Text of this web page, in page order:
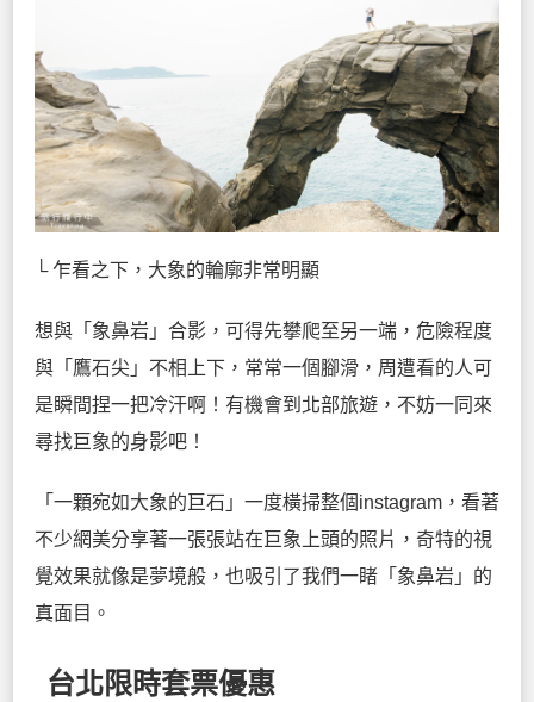
└ 乍看之下，大象的輪廓非常明顯
想與「象鼻岩」合影，可得先攀爬至另一端，危險程度
與「鷹石尖」不相上下，常常一個腳滑，周遭看的人可
是瞬間捏一把冷汗啊！有機會到北部旅遊，不妨一同來
尋找巨象的身影吧！
「一顆宛如大象的巨石」一度橫掃整個instagram，看著
不少網美分享著一張張站在巨象上頭的照片，奇特的視
覺效果就像是夢境般，也吸引了我們一睹「象鼻岩」的
真面目。
台北限時套票優惠